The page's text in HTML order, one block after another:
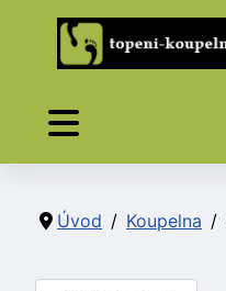
Úvod Koupelna